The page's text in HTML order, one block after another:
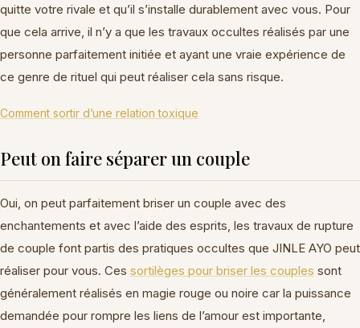
quitte votre rivale et qu’il s’installe durablement avec vous. Pour
que cela arrive, il n’y a que les travaux occultes réalisés par une
personne parfaitement initiée et ayant une vraie expérience de
ce genre de rituel qui peut réaliser cela sans risque.
Comment sortir d’une relation toxique
Peut on faire séparer un couple
Oui, on peut parfaitement briser un couple avec des
enchantements et avec l’aide des esprits, les travaux de rupture
de couple font partis des pratiques occultes que JINLE AYO peut
réaliser pour vous. Ces sortilèges pour briser les couples sont
généralement réalisés en magie rouge ou noire car la puissance
demandée pour rompre les liens de l’amour est importante,